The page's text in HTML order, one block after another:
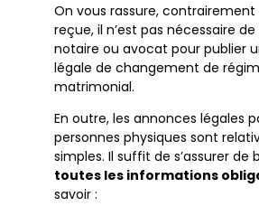
On vous rassure, contrairement
reçue, il n’est pas nécessaire
notaire ou avocat pour publier
légale de changement de
matrimonial.
En outre, les annonces légales
personnes physiques sont
simples. Il suffit de s’assurer de
toutes les informations
savoir :